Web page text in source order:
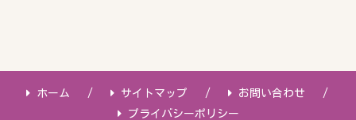
ホーム サイトマップ
お問い合わせ
プライバシーポリシー